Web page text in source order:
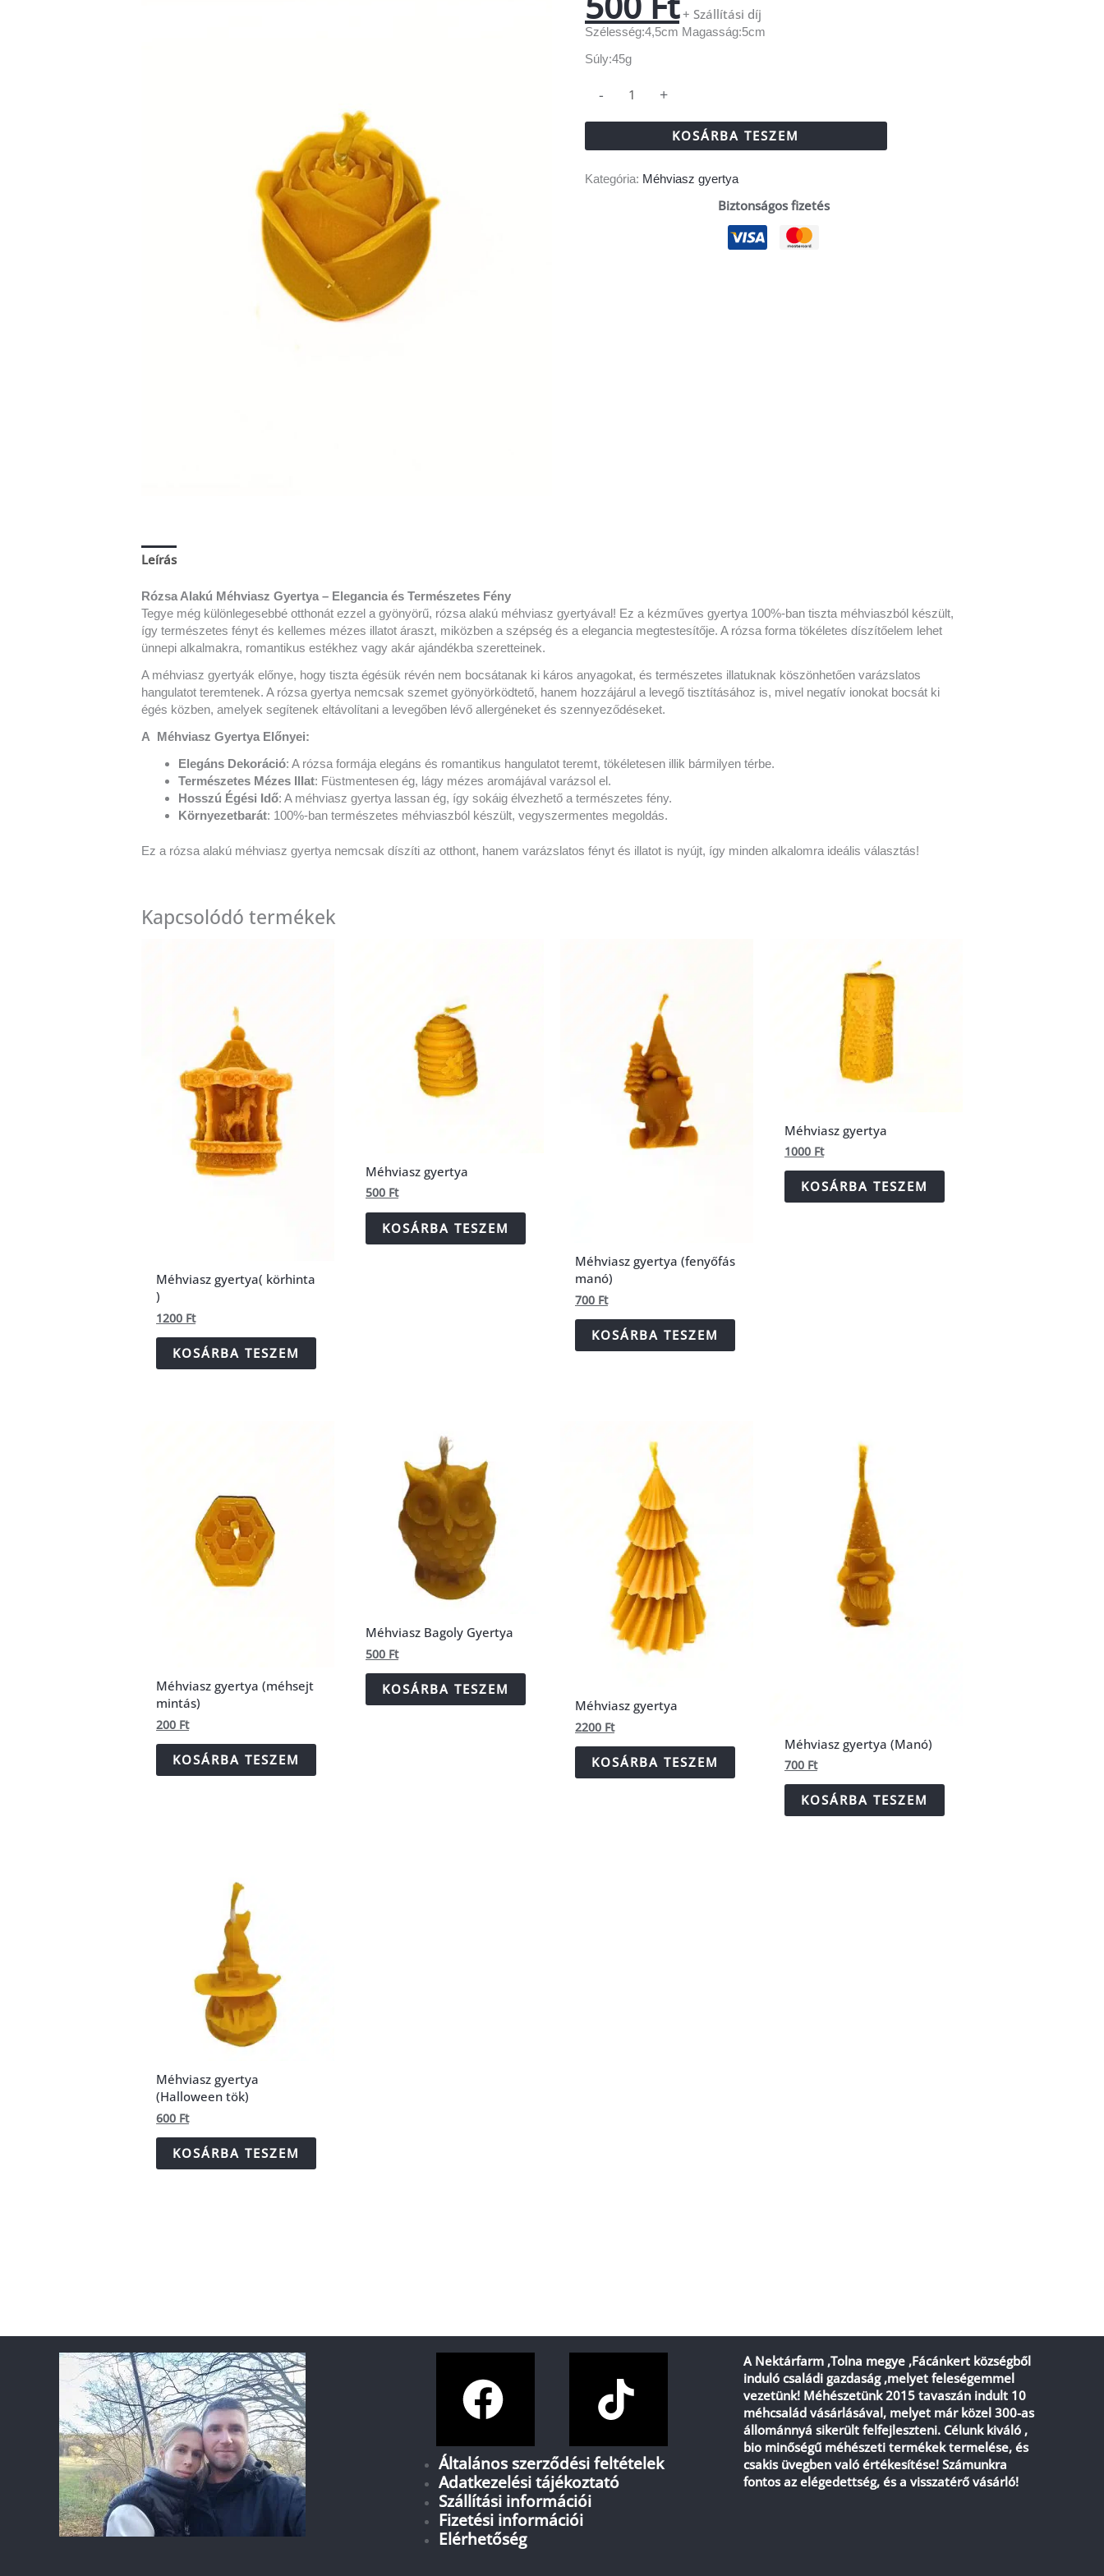
+ Szállítási díj
Szélesség:4,5cm Magasság:5cm
Súly:45g
- +
KOSÁRBA TESZEM
Kategória: Méhviasz gyertya
Biztonságos fizetés
Leírás
Rózsa Alakú Méhviasz Gyertya – Elegancia és Természetes Fény
Tegye még különlegesebbé otthonát ezzel a gyönyörű, rózsa alakú méhviasz gyertyával! Ez a kézműves gyertya 100%-ban tiszta méhviaszból készült,
így természetes fényt és kellemes mézes illatot áraszt, miközben a szépség és a elegancia megtestesítője. A rózsa forma tökéletes díszítőelem lehet
ünnepi alkalmakra, romantikus estékhez vagy akár ajándékba szeretteinek.
A méhviasz gyertyák előnye, hogy tiszta égésük révén nem bocsátanak ki káros anyagokat, és természetes illatuknak köszönhetően varázslatos
hangulatot teremtenek. A rózsa gyertya nemcsak szemet gyönyörködtető, hanem hozzájárul a levegő tisztításához is, mivel negatív ionokat bocsát ki
égés közben, amelyek segítenek eltávolítani a levegőben lévő allergéneket és szennyeződéseket.
A Méhviasz Gyertya Előnyei:
Elegáns Dekoráció: A rózsa formája elegáns és romantikus hangulatot teremt, tökéletesen illik bármilyen térbe.
Természetes Mézes Illat: Füstmentesen ég, lágy mézes aromájával varázsol el.
Hosszú Égési Idő: A méhviasz gyertya lassan ég, így sokáig élvezhető a természetes fény.
Környezetbarát: 100%-ban természetes méhviaszból készült, vegyszermentes megoldás.
Ez a rózsa alakú méhviasz gyertya nemcsak díszíti az otthont, hanem varázslatos fényt és illatot is nyújt, így minden alkalomra ideális választás!
Kapcsolódó termékek
Méhviasz gyertya( körhinta
)
1200 Ft
KOSÁRBA TESZEM
Méhviasz gyertya
500 Ft
KOSÁRBA TESZEM
Méhviasz gyertya (fenyőfás
manó)
700 Ft
KOSÁRBA TESZEM
Méhviasz gyertya
1000 Ft
KOSÁRBA TESZEM
Méhviasz gyertya (méhsejt
mintás)
200 Ft
KOSÁRBA TESZEM
Méhviasz Bagoly Gyertya
500 Ft
KOSÁRBA TESZEM
Méhviasz gyertya
2200 Ft
KOSÁRBA TESZEM
Méhviasz gyertya (Manó)
700 Ft
KOSÁRBA TESZEM
Méhviasz gyertya
(Halloween tök)
600 Ft
KOSÁRBA TESZEM
Általános szerződési feltételek
Adatkezelési tájékoztató
Szállítási információi
Fizetési információi
Elérhetőség
A Nektárfarm ,Tolna megye ,Fácánkert községből
induló családi gazdaság ,melyet feleségemmel
vezetünk! Méhészetünk 2015 tavaszán indult 10
méhcsalád vásárlásával, melyet már közel 300-as
állománnyá sikerült felfejleszteni. Célunk kiváló ,
bio minőségű méhészeti termékek termelése, és
csakis üvegben való értékesítése! Számunkra
fontos az elégedettség, és a visszatérő vásárló!